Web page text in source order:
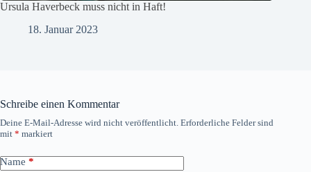
Ursula Haverbeck muss nicht in Haft!
18. Januar 2023
Schreibe einen Kommentar
Deine E-Mail-Adresse wird nicht veröffentlicht. Erforderliche Felder sind
mit * markiert
Name *